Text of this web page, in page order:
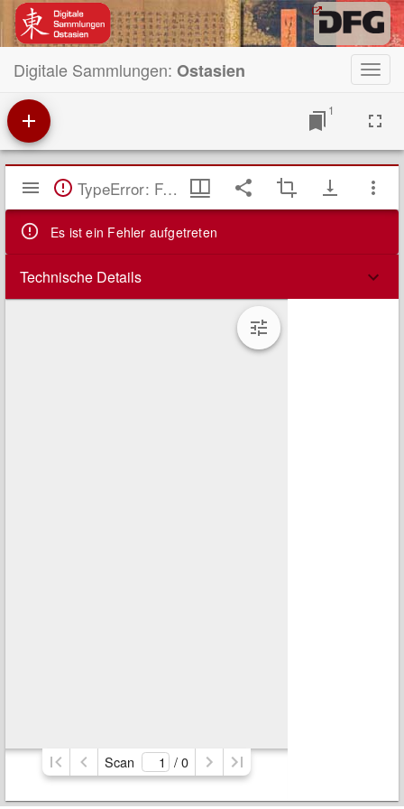
Digitale Sammlungen: Ostasien
1
Mirador
Viewer TypeError: Failed to fetch
Es ist ein Fehler aufgetreten
Technische Details
Scan / 0